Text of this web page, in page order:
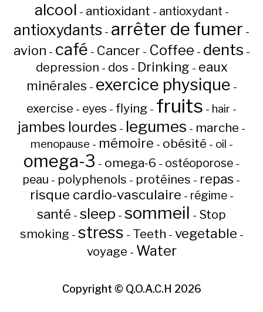
alcool - antioxidant - antioxydant -
antioxydants - arrêter de fumer -
avion - café - Cancer - Coffee - dents -
depression - dos - Drinking - eaux
minérales - exercice physique -
exercise - eyes - flying - fruits - hair -
jambes lourdes - legumes - marche -
menopause - mémoire - obésité - oil -
omega-3 - omega-6 - ostéoporose -
peau - polyphenols - protéines - repas -
risque cardio-vasculaire - régime-
santé - sleep - sommeil - Stop
smoking - stress - Teeth - vegetable -
voyage - Water
Copyright © Q.O.A.C.H 2026